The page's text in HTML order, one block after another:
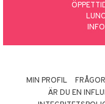
MIN PROFIL
ÄR DU EN